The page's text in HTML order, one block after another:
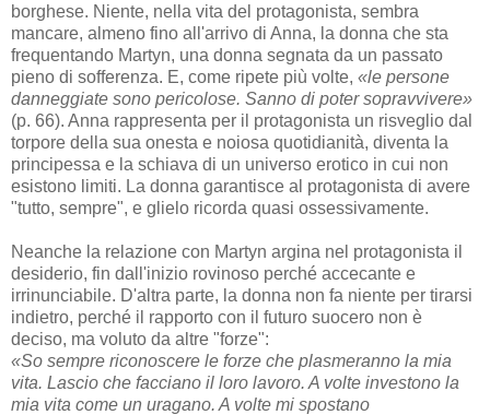
borghese. Niente, nella vita del protagonista, sembra
mancare, almeno fino all'arrivo di Anna, la donna che sta
frequentando Martyn, una donna segnata da un passato
pieno di sofferenza. E, come ripete più volte, «le persone
danneggiate sono pericolose. Sanno di poter sopravvivere»
(p. 66). Anna rappresenta per il protagonista un risveglio dal
torpore della sua onesta e noiosa quotidianità, diventa la
principessa e la schiava di un universo erotico in cui non
esistono limiti. La donna garantisce al protagonista di avere
"tutto, sempre", e glielo ricorda quasi ossessivamente.
Neanche la relazione con Martyn argina nel protagonista il
desiderio, fin dall'inizio rovinoso perché accecante e
irrinunciabile. D'altra parte, la donna non fa niente per tirarsi
indietro, perché il rapporto con il futuro suocero non è
deciso, ma voluto da altre "forze":
«So sempre riconoscere le forze che plasmeranno la mia
vita. Lascio che facciano il loro lavoro. A volte investono la
mia vita come un uragano. A volte mi spostano